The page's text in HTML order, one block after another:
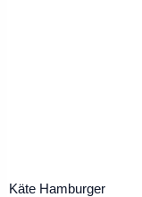
Käte Hamburger